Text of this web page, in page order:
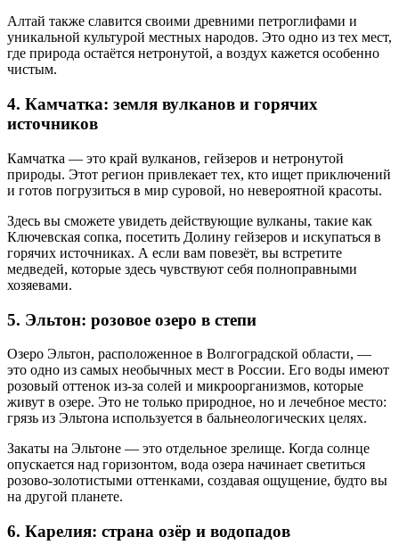
Алтай также славится своими древними петроглифами и
уникальной культурой местных народов. Это одно из тех мест,
где природа остаётся нетронутой, а воздух кажется особенно
чистым.
4. Камчатка: земля вулканов и горячих
источников
Камчатка — это край вулканов, гейзеров и нетронутой
природы. Этот регион привлекает тех, кто ищет приключений
и готов погрузиться в мир суровой, но невероятной красоты.
Здесь вы сможете увидеть действующие вулканы, такие как
Ключевская сопка, посетить Долину гейзеров и искупаться в
горячих источниках. А если вам повезёт, вы встретите
медведей, которые здесь чувствуют себя полноправными
хозяевами.
5. Эльтон: розовое озеро в степи
Озеро Эльтон, расположенное в Волгоградской области, —
это одно из самых необычных мест в России. Его воды имеют
розовый оттенок из-за солей и микроорганизмов, которые
живут в озере. Это не только природное, но и лечебное место:
грязь из Эльтона используется в бальнеологических целях.
Закаты на Эльтоне — это отдельное зрелище. Когда солнце
опускается над горизонтом, вода озера начинает светиться
розово-золотистыми оттенками, создавая ощущение, будто вы
на другой планете.
6. Карелия: страна озёр и водопадов